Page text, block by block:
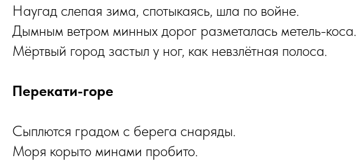
Наугад слепая зима, спотыкаясь, шла по войне.
Дымным ветром минных дорог разметалась метель-коса.
Мёртвый город застыл у ног, как невзлётная полоса.
Перекати-горе
Сыплются градом с берега снаряды.
Моря корыто минами пробито.